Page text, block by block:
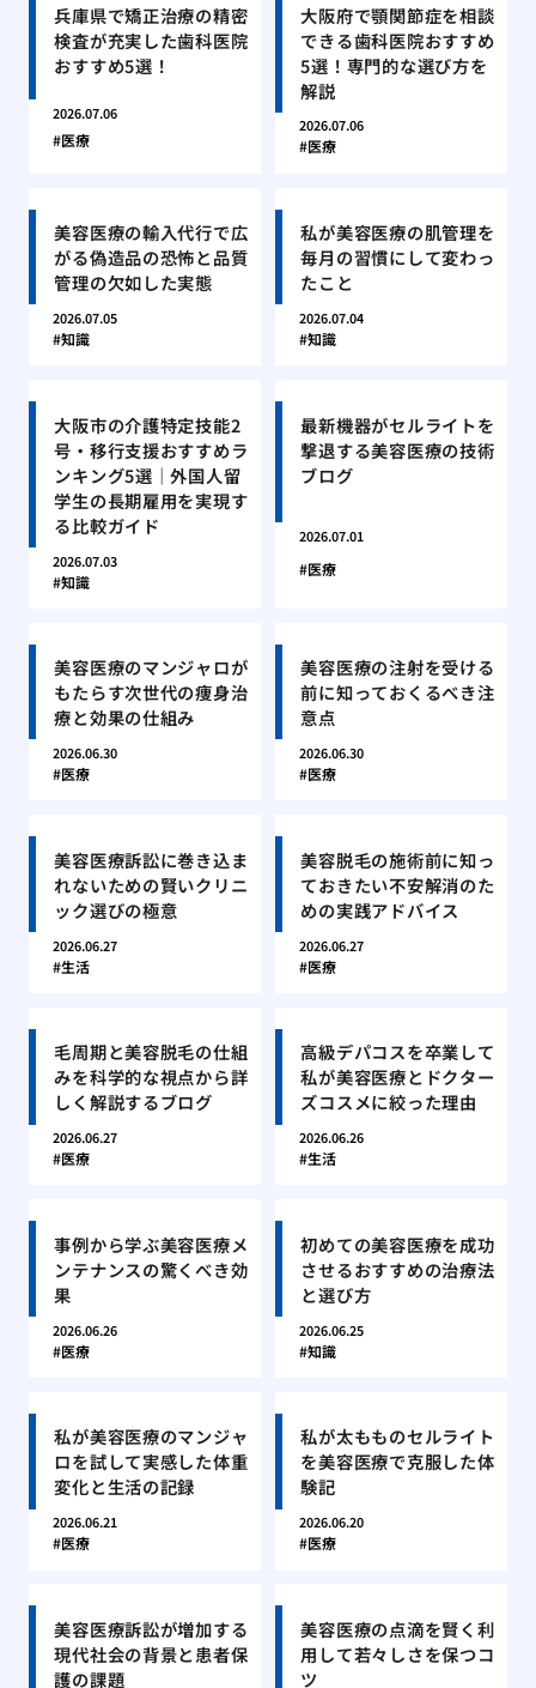
兵庫県で矯正治療の精密
検査が充実した歯科医院
おすすめ5選！
2026.07.06
医療
大阪府で顎関節症を相談
できる歯科医院おすすめ
5選！専門的な選び方を
解説
2026.07.06
医療
美容医療の輸入代行で広
がる偽造品の恐怖と品質
管理の欠如した実態
2026.07.05
知識
私が美容医療の肌管理を
毎月の習慣にして変わっ
たこと
2026.07.04
知識
大阪市の介護特定技能2
号・移行支援おすすめラ
ンキング5選｜外国人留
学生の長期雇用を実現す
る比較ガイド
2026.07.03
知識
最新機器がセルライトを
撃退する美容医療の技術
ブログ
2026.07.01
医療
美容医療のマンジャロが
もたらす次世代の痩身治
療と効果の仕組み
2026.06.30
医療
美容医療の注射を受ける
前に知っておくるべき注
意点
2026.06.30
医療
美容医療訴訟に巻き込ま
れないための賢いクリニ
ック選びの極意
2026.06.27
生活
美容脱毛の施術前に知っ
ておきたい不安解消のた
めの実践アドバイス
2026.06.27
医療
毛周期と美容脱毛の仕組
みを科学的な視点から詳
しく解説するブログ
2026.06.27
医療
高級デパコスを卒業して
私が美容医療とドクター
ズコスメに絞った理由
2026.06.26
生活
事例から学ぶ美容医療メ
ンテナンスの驚くべき効
果
2026.06.26
医療
初めての美容医療を成功
させるおすすめの治療法
と選び方
2026.06.25
知識
私が美容医療のマンジャ
ロを試して実感した体重
変化と生活の記録
2026.06.21
医療
私が太もものセルライト
を美容医療で克服した体
験記
2026.06.20
医療
美容医療訴訟が増加する
現代社会の背景と患者保
護の課題
美容医療の点滴を賢く利
用して若々しさを保つコ
ツ